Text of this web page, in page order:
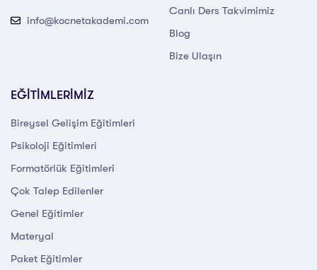
info@kocnetakademi.com
Canlı Ders Takvimimiz
Blog
Bize Ulaşın
EĞİTİMLERİMİZ
Bireysel Gelişim Eğitimleri
Psikoloji Eğitimleri
Formatörlük Eğitimleri
Çok Talep Edilenler
Genel Eğitimler
Materyal
Paket Eğitimler